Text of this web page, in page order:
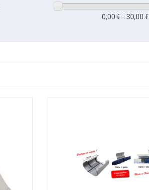
0,00 € - 30,00 €